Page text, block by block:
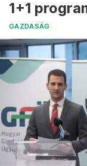
1+1
GAZDASÁG